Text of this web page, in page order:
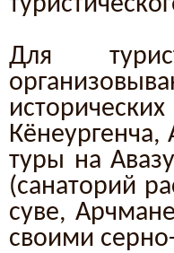
Для
туры на
(санаторий
суве,
своими